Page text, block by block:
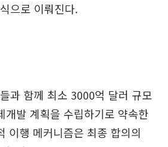
으로 이뤄진다.
과 함께 최소 3000억 달러 규모
개발 계획을 수립하기로 약속한
이행 메커니즘은 최종 합의의